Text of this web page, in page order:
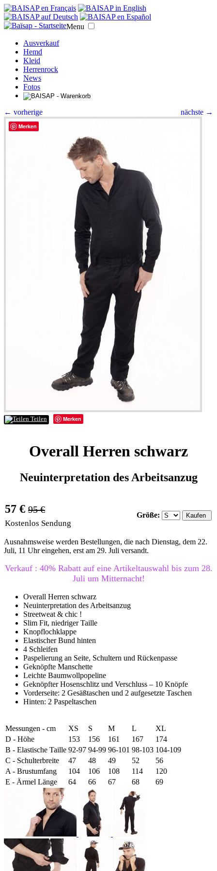
Menu
Ausverkauf
Hemd
Kleid
Herrenrock
News
Fotos
nächste →
← vorherige
Teilen Merken
Overall Herren schwarz
Neuinterpretation des Arbeitsanzug
57 € 95 €
Kostenlos Sendung
Größe:
Ausnahmsweise werden Bestellungen, die nach Dienstag, dem 22.
Juli, 11 Uhr eingehen, erst am 29. Juli versandt.
Verkauf : 40% Rabatt auf eine Artikeltauswahl bis zum 28.
Juli um Mitternacht!
Overall Herren schwarz
Neuinterpretation des Arbeitsanzug
Streetweat & chic !
Slim Fit, niedriger Taille
Knopflochklappe
Elastischer Bund hinten
4 Schleifen
Paspelierung an Seite, Schultern und Rückenpasse
Geknöpfte Manschette
Leichte Baumwollpopeline
Geknöpfter Hosenschlitz und Verschluss – 10 Knöpfe
Vorderseite: 2 Gesäßtaschen und 2 aufgesetzte Taschen
Hinten: 2 Paspeltaschen
Messungen - cm XS S M L
XL
D - Höhe
153 156 161 167
174
B - Elastische Taille 92-97 94-99 96-101 98-103 104-109
C - Schulterbreite
47 48 49 52
56
A - Brustumfang
104 106 108 114
120
E - Ärmel Länge
64 66 67 68 69
Merken